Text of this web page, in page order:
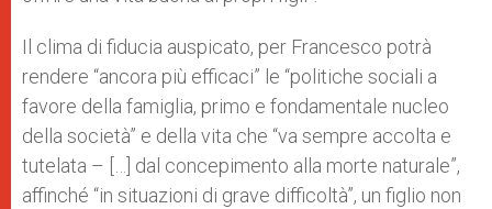
Il clima di fiducia auspicato, per Francesco potrà
rendere “ancora più efficaci” le “politiche sociali a
favore della famiglia, primo e fondamentale nucleo
della società” e della vita che “va sempre accolta e
tutelata – […] dal concepimento alla morte naturale”,
affinché “in situazioni di grave difficoltà”, un figlio non